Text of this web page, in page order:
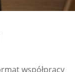
współpracy